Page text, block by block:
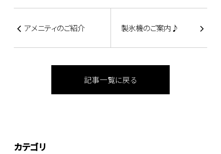
アメニティのご紹介 製氷機のご案内♪
記事一覧に戻る
カテゴリ